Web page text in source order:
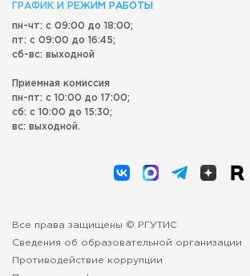
ГРАФИК И РЕЖИМ РАБОТЫ
пн-чт: с 09:00 до 18:00;
пт: с 09:00 до 16:45;
сб-вс: выходной
Приемная комиссия
пн-пт: с 10:00 до 17:00;
сб: с 10:00 до 15:30;
вс: выходной.
Все права защищены © РГУТИС
Сведения об образовательной организации
Противодействие коррупции